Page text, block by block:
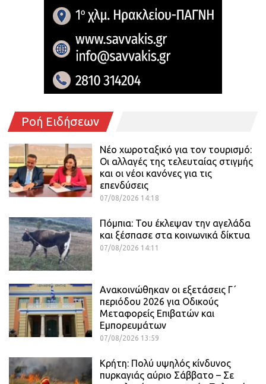
Ροή Ειδήσεων
Νέο χωροταξικό για τον τουρισμό:
Οι αλλαγές της τελευταίας στιγμής
και οι νέοι κανόνες για τις
επενδύσεις
07/08/2026 14:18
Πόμπια: Του έκλεψαν την αγελάδα
και ξέσπασε στα κοινωνικά δίκτυα
07/08/2026 14:11
Ανακοινώθηκαν οι εξετάσεις Γ΄
περιόδου 2026 για Οδικούς
Μεταφορείς Επιβατών και
Εμπορευμάτων
07/08/2026 13:59
Κρήτη: Πολύ υψηλός κίνδυνος
πυρκαγιάς αύριο Σάββατο – Σε